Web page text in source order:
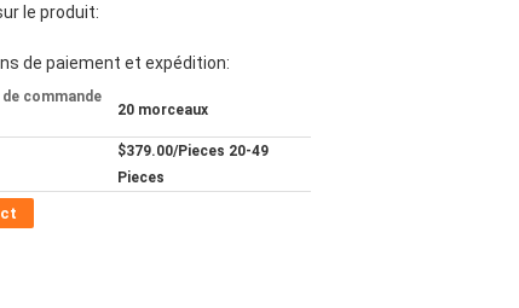
le produit:
de paiement et expédition:
commande
20 morceaux
$379.00/Pieces 20-49
Pieces